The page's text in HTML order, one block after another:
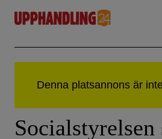
content
Socialstyrelsen